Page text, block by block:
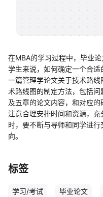
在MBA的学习过程中，毕业
学生来说，如何确定一个合
一篇管理学论文关于技术路
术路线图的制定方法，包括
及五章的论文内容，和对应
注意合理安排时间和资源，
时，要不断与导师和同学进
向。
标签
学习/考试 毕业论文